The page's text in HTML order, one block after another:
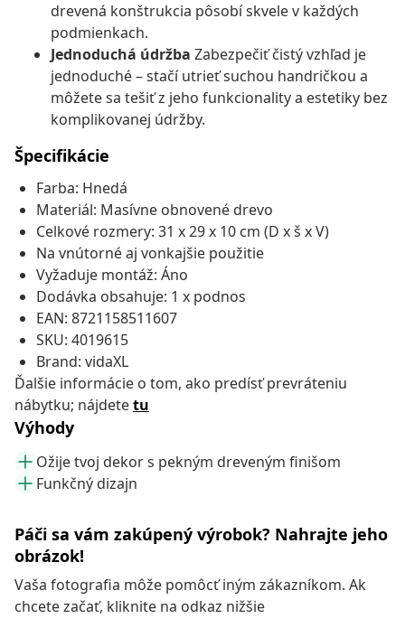
drevená konštrukcia pôsobí skvele v každých
podmienkach.
Jednoduchá údržba Zabezpečiť čistý vzhľad je
jednoduché – stačí utrieť suchou handričkou a
môžete sa tešiť z jeho funkcionality a estetiky bez
komplikovanej údržby.
Špecifikácie
Farba: Hnedá
Materiál: Masívne obnovené drevo
Celkové rozmery: 31 x 29 x 10 cm (D x š x V)
Na vnútorné aj vonkajšie použitie
Vyžaduje montáž: Áno
Dodávka obsahuje: 1 x podnos
EAN: 8721158511607
SKU: 4019615
Brand: vidaXL
Ďalšie informácie o tom, ako predísť prevráteniu
nábytku; nájdetetu
Výhody
Ožije tvoj dekor s pekným dreveným finišom
Funkčný dizajn
Páči sa vám zakúpený výrobok? Nahrajte jeho
obrázok!
Vaša fotografia môže pomôcť iným zákazníkom. Ak
chcete začať, kliknite na odkaz nižšie